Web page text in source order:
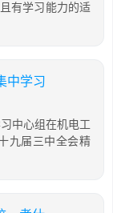
有学习能力的适
中学习
中心组在机电工
九届三中全会精